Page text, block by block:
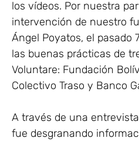
los vídeos. Por nuestra
intervención de nuestro
Ángel Poyatos, el pasado
las buenas prácticas de
Voluntare: Fundación
Colectivo Traso y Banco
A través de una
fue desgranando